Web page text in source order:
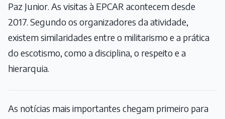
Paz Junior. As visitas à EPCAR acontecem desde
2017. Segundo os organizadores da atividade,
existem similaridades entre o militarismo e a prática
do escotismo, como a disciplina, o respeito e a
hierarquia.
As notícias mais importantes chegam primeiro para